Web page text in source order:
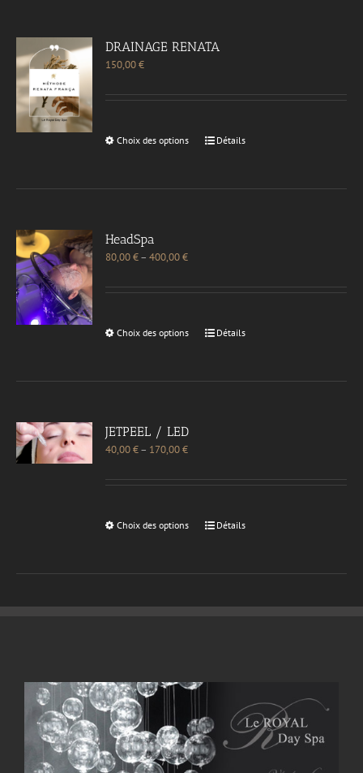
DRAINAGE RENATA
150,00€
Choix des options Détails
HeadSpa
80,00€–400,00€
Choix des options Détails
JETPEEL / LED
40,00€– 170,00€
Choix des options Détails